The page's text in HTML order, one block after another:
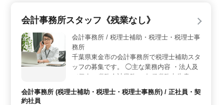
た、成東駅からのアクセスが良好であり、通勤もスムー
まれており、ワークライフバランスを保ちながら働けま
す。 ＜福利厚生＞ 雇用・労災・健康・厚生などの
福利厚生が整っています。実費支給の通勤手当もあり、
通勤にかかる費用をサポートしています。産業は学術研
究や専門・技術サービス業で、専門性の高い仕事に携わ
ることが可能です。
会計事務所スタッフ《残業なし》
会計事務所 / 税理士補助・税理士・税理士事
務所
千葉県東金市の会計事務所で税理士補助スタ
ッフの募集です。 ◯主な業務内容 ・法人及
び個人の税務会計業務 ・各種税務申告書類
TKC、弥生会計を使用します。 残業も少な
会計事務所 (税理士補助・税理士・税理士事務所) / 正社員・契
約社員